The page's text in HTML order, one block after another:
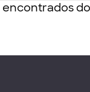
encontrados